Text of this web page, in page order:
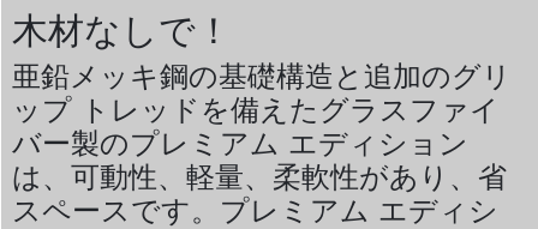
木材なしで！
亜鉛メッキ鋼の基礎構造と追加のグリ
ップ トレッドを備えたグラスファイ
バー製のプレミアム エディション
は、可動性、軽量、柔軟性があり、省
スペースです。プレミアム エディシ